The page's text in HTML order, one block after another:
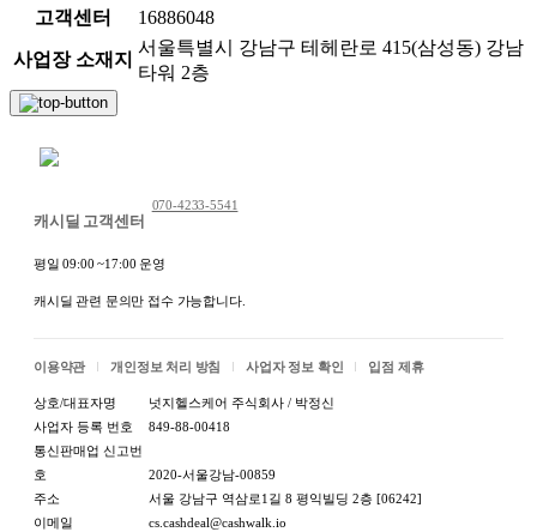
고객센터 16886048
사업장 소재지
서울특별시 강남구 테헤란로 415(삼성동) 강남
타워 2층
캐시딜 고객센터
070-4233-5541
평일 09:00 ~17:00 운영
캐시딜 관련 문의만 접수 가능합니다.
이용약관 개인정보 처리 방침 사업자 정보 확인 입점 제휴
상호/대표자명
넛지헬스케어 주식회사 / 박정신
사업자 등록 번호
849-88-00418
통신판매업 신고번
호
2020-서울강남-00859
주소
서울 강남구 역삼로1길 8 평익빌딩 2층 [06242]
이메일
cs.cashdeal@cashwalk.io